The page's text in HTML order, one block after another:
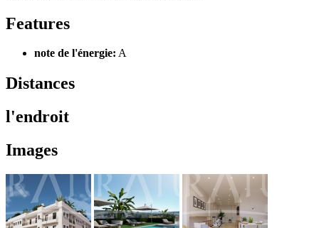
Features
note de l'énergie: A
Distances
l'endroit
Images